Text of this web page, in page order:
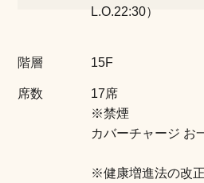
L.O.22:30）
階層 15F
席数
17席
※禁煙
カバーチャージ お
※健康増進法の改